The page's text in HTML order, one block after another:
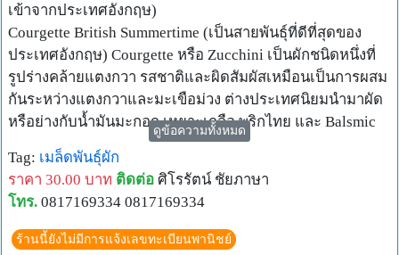
เข้าจากประเทศอังกฤษ)
Courgette British Summertime (เป็นสายพันธุ์ที่ดีที่สุดของ
ประเทศอังกฤษ) Courgette หรือ Zucchini เป็นผักชนิดหนึ่งที่
รูปร่างคล้ายแตงกวา รสชาติและผิดสัมผัสเหมือนเป็นการผสม
กันระหว่างแตงกวาและมะเขือม่วง ต่างประเทศนิยมนำมาผัด
หรือย่างกับน้ำมันมะกอก เหยาะเกลือ พริกไทย และ Balsmic
Vinegar แล้วรับประทาน ส่วนประเทศไทยเราก็สามารถนำมา
ผัดกับน้ำมันหอยทานกับข้าวก็อร่อยไม่แพ้กัน
ดูข้อความทั้งหมด
Tag: เมล็ดพันธุ์ผัก
ราคา 30.00 บาท ติดต่อ ศิโรรัตน์ ชัยภาษา
โทร. 0817169334 0817169334
ร้านนี้ยังไม่มีการแจ้งเลขทะเบียนพานิชย์